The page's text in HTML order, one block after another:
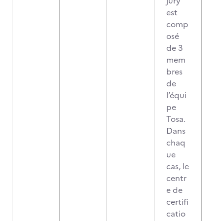
est
comp
osé
de 3
mem
bres
de
l’équi
pe
Tosa.
Dans
chaq
ue
cas, le
centr
e de
certifi
catio